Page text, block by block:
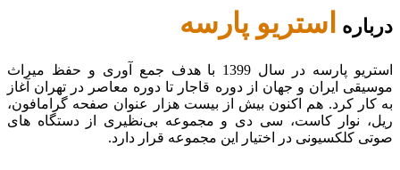
درباره استریو پارسه
استریو پارسه در سال 1399 با هدف جمع آوری و حفظ میراث
موسیقی ایران و جهان از دوره قاجار تا دوره معاصر در تهران آغاز
به کار کرد. هم اکنون بیش از بیست هزار عنوان صفحه گرامافون،
ریل، نوار کاست، سی دی و مجموعه بی‌نظیری از دستگاه های
صوتی کلکسیونی در اختیار این مجموعه قرار دارد.